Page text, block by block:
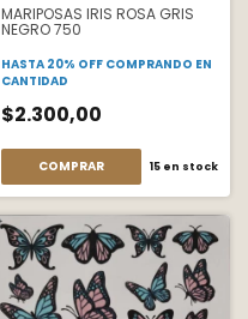
MARIPOSAS IRIS ROSA GRIS
NEGRO 750
HASTA 20% OFF COMPRANDO EN
CANTIDAD
$2.300,00
COMPRAR 15 en stock